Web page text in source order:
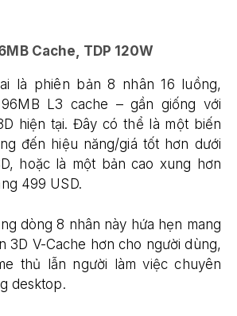
Cache, TDP 120W
là phiên bản 8 nhân 16 luồng,
L3 cache – gần giống với
hiện tại. Đây có thể là một biến
đến hiệu năng/giá tốt hơn dưới
hoặc là một bản cao xung hơn
499 USD.
dòng 8 nhân này hứa hẹn mang
3D V-Cache hơn cho người dùng,
thủ lẫn người làm việc chuyên
desktop.